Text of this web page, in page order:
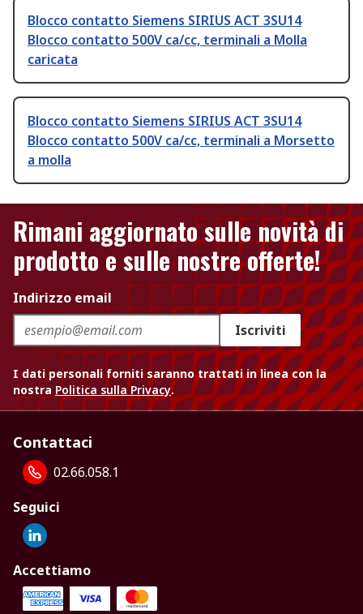
Blocco contatto Siemens SIRIUS ACT 3SU14
Blocco contatto 500V ca/cc, terminali a Molla
caricata
Blocco contatto Siemens SIRIUS ACT 3SU14
Blocco contatto 500V ca/cc, terminali a Morsetto
a molla
Rimani aggiornato sulle novità di
prodotto e sulle nostre offerte!
Indirizzo email
Iscriviti
I dati personali forniti saranno trattati in linea con la
nostra Politica sulla Privacy.
Contattaci
02.66.058.1
Seguici
Accettiamo